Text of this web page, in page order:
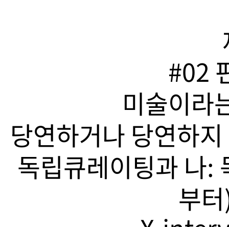
#02
미술이라
당연하거나 당연하
독립큐레이팅과 나:
부